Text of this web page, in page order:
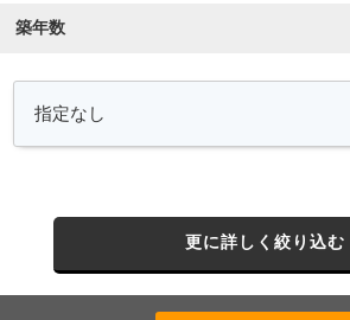
築年数
更に詳しく絞り込む